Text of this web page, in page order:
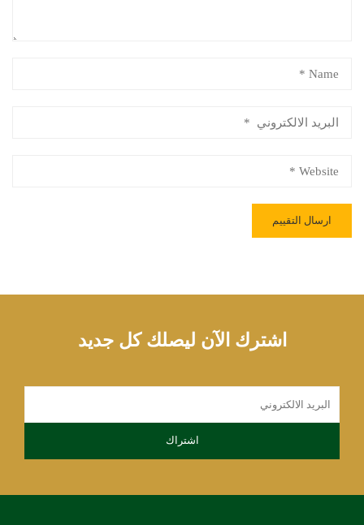
اشترك الآن ليصلك كل جديد